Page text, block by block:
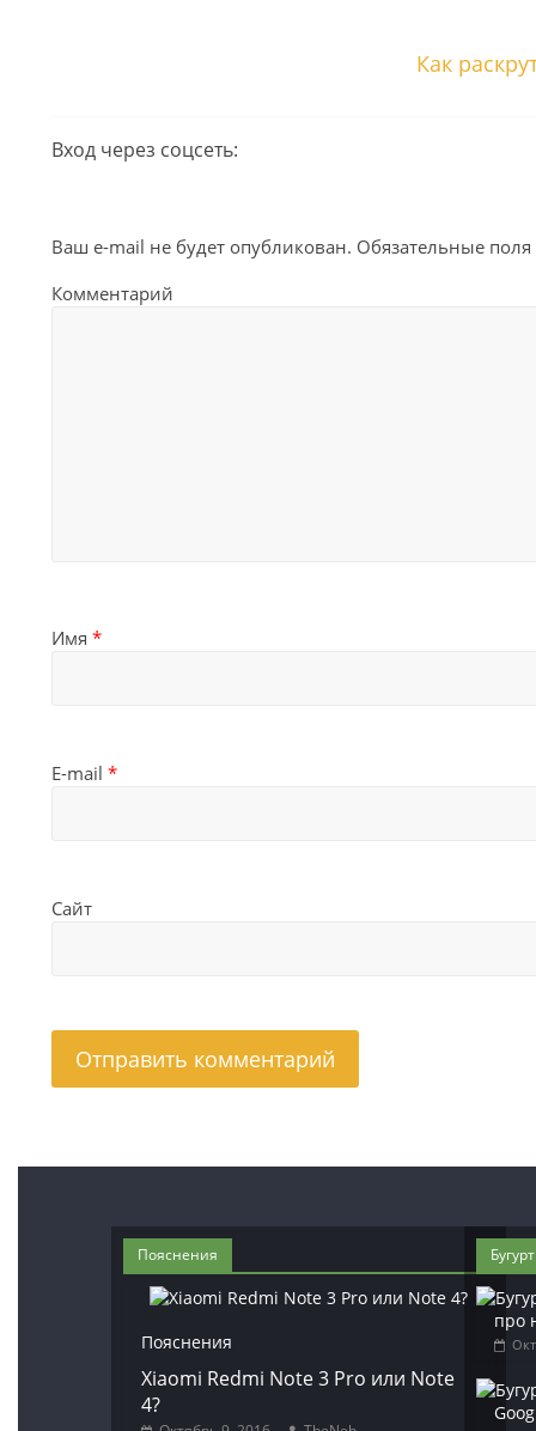
Как
Вход через соцсеть:
Ваш e-mail не будет опубликован. Обязательные
Комментарий
Имя*
E-mail*
Сайт
Пояснения
Пояснения
Xiaomi Redmi Note 3 Pro или Note
4?
про